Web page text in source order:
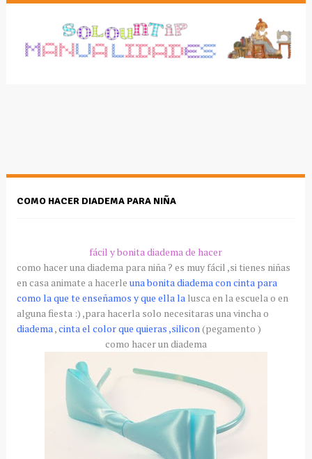
COMO HACER DIADEMA PARA NIÑA
fácil y bonita diadema de hacer
como hacer una diadema para niña ? es muy fácil ,si tienes niñas
en casa animate a hacerle una bonita diadema con cinta para
como la que te enseñamos y que ella lalusca en la escuela o en
alguna fiesta :) ,para hacerla solo necesitaras una vincha o
diadema,cinta el color que quieras ,silicon(pegamento )
como hacer un diadema